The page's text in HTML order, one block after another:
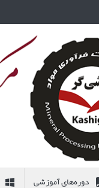
دوره‌های آموزشی